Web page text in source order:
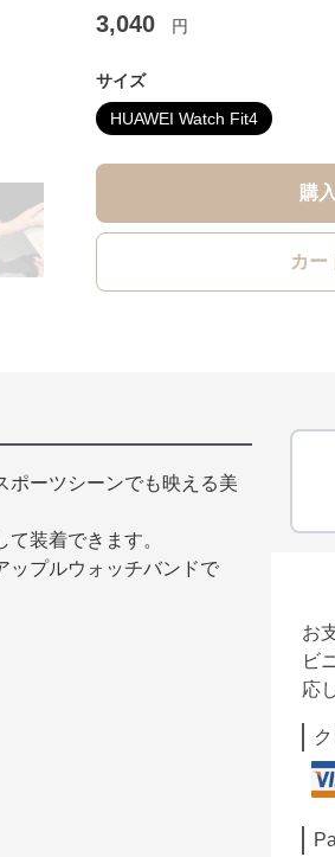
3,040 円
サイズ
HUAWEI Watch Fit4
購
カー
ポーツシーンでも映える美
装着できます。
ップルウォッチバンドで
お
ビ
応